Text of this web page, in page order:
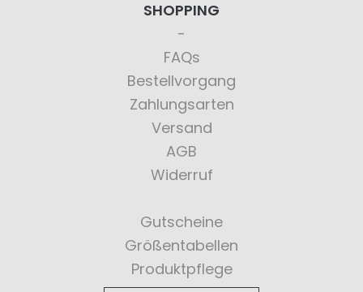
SHOPPING
FAQs
Bestellvorgang
Zahlungsarten
Versand
AGB
Widerruf
Gutscheine
Größentabellen
Produktpflege